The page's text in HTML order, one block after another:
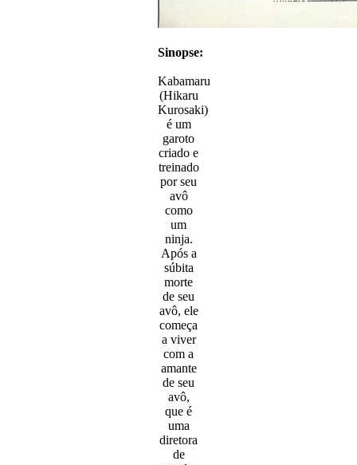
Sinopse:
Kabamaru
(Hikaru
Kurosaki)
é um
garoto
criado e
treinado
por seu
avô
como
um
ninja.
Após a
súbita
morte
de seu
avô, ele
começa
a viver
com a
amante
de seu
avô,
que é
uma
diretora
de